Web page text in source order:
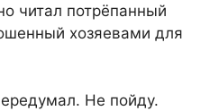
читал потрёпанный
хозяевами для
Не пойду.